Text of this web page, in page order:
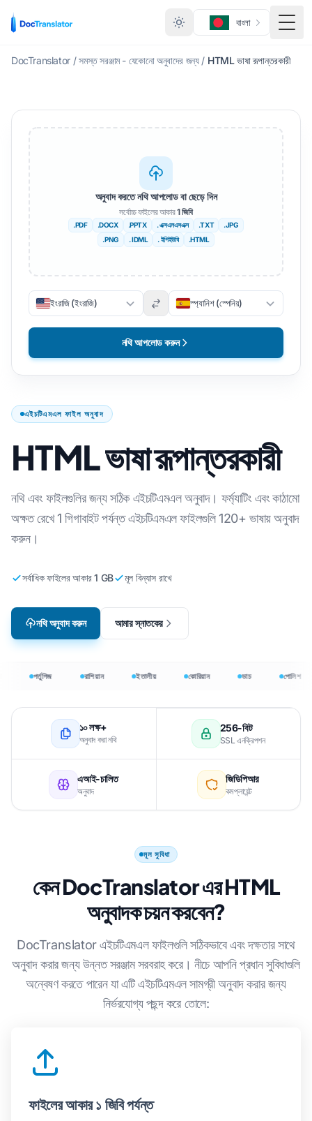
বাংলা
মেনু
DocTranslator / সমস্ত সরঞ্জাম - যেকোনো অনুবাদের জন্য / HTML ভাষা রূপান্তরকারী
এইচটিএমএল ফাইল অনুবাদ
HTML ভাষা রূপান্তরকারী
নথি এবং ফাইলগুলির জন্য সঠিক এইচটিএমএল অনুবাদ। ফর্ম্যাটিং এবং কাঠামো
অক্ষত রেখে 1 গিগাবাইট পর্যন্ত এইচটিএমএল ফাইলগুলি 120+ ভাষায় অনুবাদ
করুন।
সর্বাধিক ফাইলের আকার 1 GB মূল বিন্যাস রাখে
নথি অনুবাদ করুন আমার স্নাতকের
অনুবাদ করতে নথি আপলোড বা ছেড়ে দিন
সর্বোচ্চ ফাইলের আকার1 জিবি
.PDF .DOCX .PPTX . এক্সএলএসএক্স .TXT
.JPG
.PNG
. IDML . ইপিইউবি .HTML
ইংরাজি (ইংরাজি) স্প্যানিশ (স্পেনিয়)
নথি আপলোড করুন
পর্তুগিজ রাশিয়ান ইতালীয় কোরিয়ান ডাচ পোলিশ
১০ লক্ষ+
অনুবাদ করা নথি
256-বিট
SSL এনক্রিপশন
এআই-চালিত
অনুবাদ
জিডিপিআর
কমপ্লায়েন্ট
মূল সুবিধা
কেন DocTranslator এর HTML
অনুবাদক চয়ন করবেন?
DocTranslator এইচটিএমএল ফাইলগুলি সঠিকভাবে এবং দক্ষতার সাথে
অনুবাদ করার জন্য উন্নত সরঞ্জাম সরবরাহ করে। নীচে আপনি প্রধান সুবিধাগুলি
অন্বেষণ করতে পারেন যা এটি এইচটিএমএল সামগ্রী অনুবাদ করার জন্য
নির্ভরযোগ্য পছন্দ করে তোলে:
ফাইলের আকার ১ জিবি পর্যন্ত